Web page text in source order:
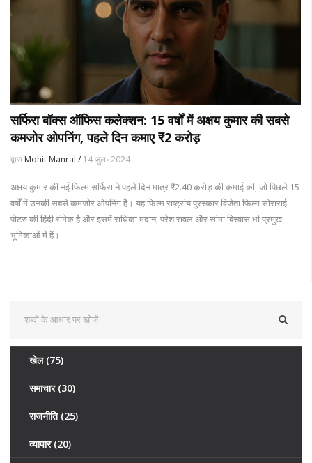
सर्फिरा बॉक्स ऑफिस कलेक्शन: 15 वर्षों में अक्षय कुमार की सबसे
कमजोर ओपनिंग, पहले दिन कमाए ₹2 करोड़
द्वारा Mohit Manral / 14 जुल॰ 2024
अक्षय कुमार की नई फिल्म सर्फिरा ने पहले दिन मात्र ₹2.40 करोड़ की कमाई की, जो पिछले 15
वर्षों में उनकी सबसे कमजोर ओपनिंग है। यह फिल्म राष्ट्रीय पुरस्कार विजेता फिल्म सोराराई
पोटरु की हिंदी रीमेक है और इसमें राधिका मदान, परेश रावल और सीमा बिस्वास भी प्रमुख
भूमिकाओं में हैं।
खेल (75)
समाचार (30)
राजनीति (25)
व्यापार (20)